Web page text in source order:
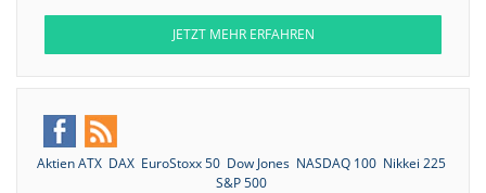
JETZT MEHR ERFAHREN
Aktien ATX DAX EuroStoxx 50 Dow Jones NASDAQ 100 Nikkei 225
S&P 500